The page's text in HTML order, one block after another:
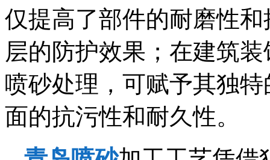
仅提高了部件的耐磨性
层的防护效果；在建筑
喷砂处理，可赋予其独
面的抗污性和耐久性。